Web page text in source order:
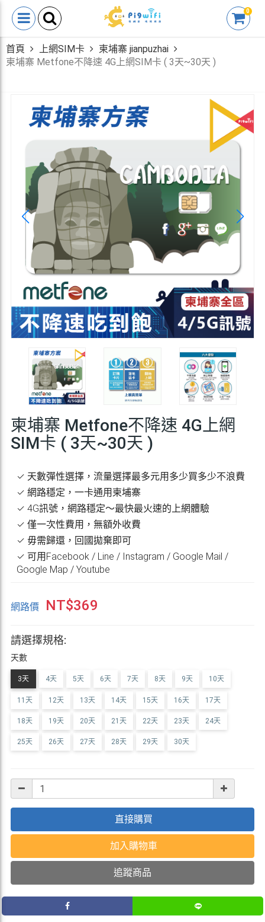
0
首頁 上網SIM卡
柬埔寨 jianpuzhai
柬埔寨 Metfone不降速 4G上網SIM卡 ( 3天~30天 )
柬埔寨 Metfone不降速 4G上網
SIM卡 ( 3天~30天 )
✓ 天數彈性選擇，流量選擇最多元用多少買多少不浪費
✓ 網路穩定，一卡通用柬埔寨
✓ 4G訊號，網路穩定～最快最火速的上網體驗
✓ 僅一次性費用，無額外收費
✓ 毋需歸還，回國拋棄即可
✓ 可用Facebook / Line / Instagram / Google Mail /
Google Map / Youtube
網路價 NT$369
請選擇規格:
天數
3天 4天 5天 6天 7天 8天 9天 10天
11天 12天 13天 14天 15天 16天 17天
18天 19天 20天 21天 22天 23天 24天
25天 26天 27天 28天 29天 30天
直接購買
加入購物車
追蹤商品